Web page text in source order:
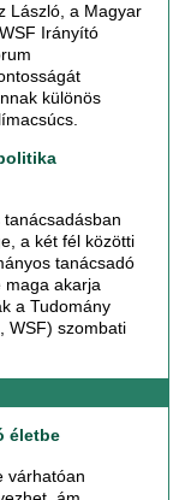
László, a Magyar
Irányító
különös
a két fél közötti
tanácsadó
maga akarja
a Tudomány
WSF) szombati
életbe
várhatóan